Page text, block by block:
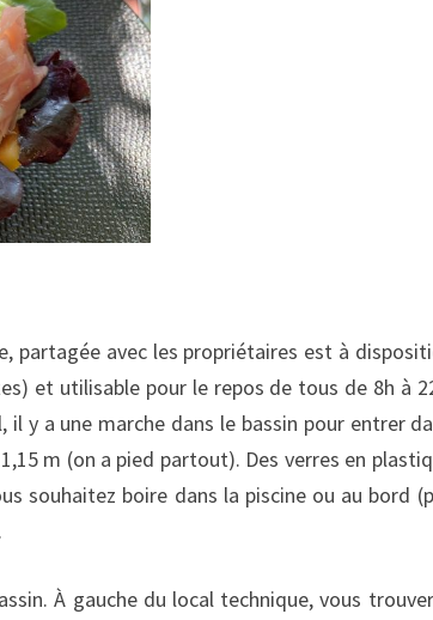
partagée avec les propriétaires est à
et utilisable pour le repos de tous de 8h à
il y a une marche dans le bassin pour entrer
m (on a pied partout). Des verres en
souhaitez boire dans la piscine ou au bord
À gauche du local technique, vous